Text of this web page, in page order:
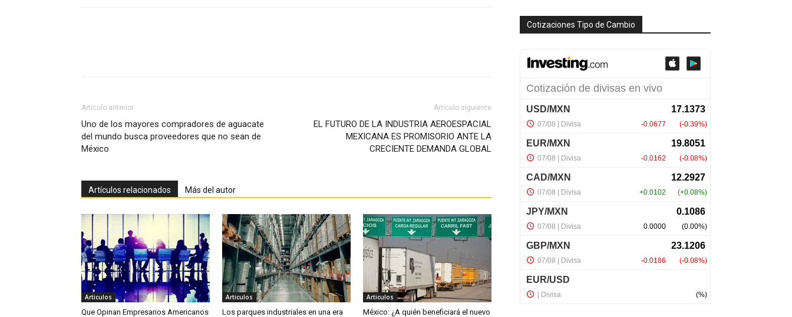
Artículo anterior
Uno de los mayores compradores de aguacate
del mundo busca proveedores que no sean de
México
Artículo siguiente
EL FUTURO DE LA INDUSTRIA AEROESPACIAL
MEXICANA ES PROMISORIO ANTE LA
CRECIENTE DEMANDA GLOBAL
Artículos relacionados Más del autor
Articulos
Que Opinan Empresarios Americanos
Articulos
Los parques industriales en una era
Articulos
México: ¿A quién beneficiará el nuevo
Cotizaciones Tipo de Cambio